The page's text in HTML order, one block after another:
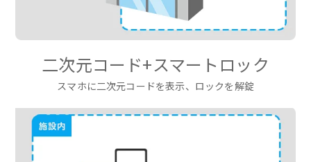
二次元コード+スマートロック
スマホに二次元コードを表示、ロックを解錠